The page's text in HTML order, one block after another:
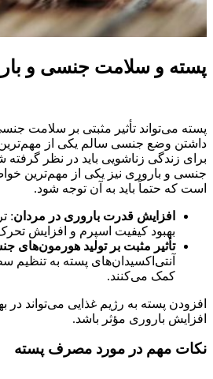
پسته و سلامت جنسی و
پسته می‌تواند تأثیر مثبتی بر سلامت
داشتن وضع جنسی سالم یکی از
برای زندگی زناشویی باید در نظر
جنسی و باروری نیز یکی از مهم‌ترین
است که حتماً باید به آن توجه شود.
افزایش قدرت باروری در مردان:
بهبود کیفیت اسپرم و افزایش
تأثیر مثبت بر تولید هورمون‌های
آنتی‌اکسیدان‌های پسته به
کمک می‌کنند.
افزودن پسته به رژیم غذایی می‌تواند
افزایش باروری مؤثر باشد.
نکات مهم در مورد مصرف پسته